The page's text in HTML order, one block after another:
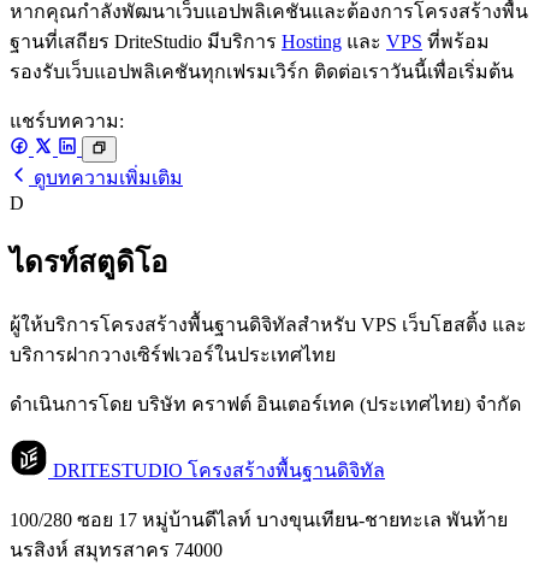
หากคุณกำลังพัฒนาเว็บแอปพลิเคชันและต้องการโครงสร้างพื้น
ฐานที่เสถียร DriteStudio มีบริการ Hosting และ VPS ที่พร้อม
รองรับเว็บแอปพลิเคชันทุกเฟรมเวิร์ก ติดต่อเราวันนี้เพื่อเริ่มต้น
แชร์บทความ:
ดูบทความเพิ่มเติม
D
ไดรท์สตูดิโอ
ผู้ให้บริการโครงสร้างพื้นฐานดิจิทัลสำหรับ VPS เว็บโฮสติ้ง และ
บริการฝากวางเซิร์ฟเวอร์ในประเทศไทย
ดำเนินการโดย บริษัท คราฟต์ อินเตอร์เทค (ประเทศไทย) จำกัด
DRITESTUDIO โครงสร้างพื้นฐานดิจิทัล
100/280 ซอย 17 หมู่บ้านดีไลท์ บางขุนเทียน-ชายทะเล พันท้าย
นรสิงห์ สมุทรสาคร 74000